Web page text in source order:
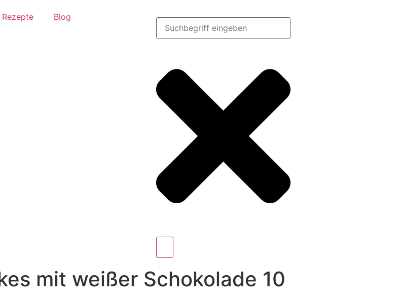
Rezepte Blog
mit weißer Schokolade 10